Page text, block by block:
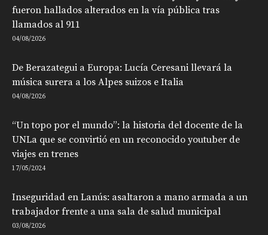
fueron hallados alterados en la vía pública tras
llamados al 911
04/08/2026
De Berazategui a Europa: Lucía Ceresani llevará la
música surera a los Alpes suizos e Italia
04/08/2026
“Un topo por el mundo”: la historia del docente de la
UNLa que se convirtió en un reconocido youtuber de
viajes en trenes
17/05/2024
Inseguridad en Lanús: asaltaron a mano armada a un
trabajador frente a una sala de salud municipal
03/08/2026